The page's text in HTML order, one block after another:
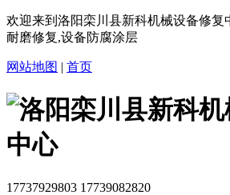
欢迎来到洛阳栾川县新科机械设备修复
耐磨修复,设备防腐涂层
网站地图 | 首页
17737929803 17739082820